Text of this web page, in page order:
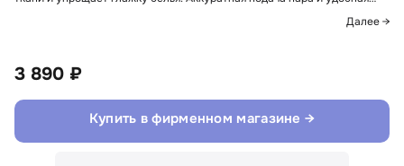
Далее →
3 890 ₽
Купить в фирменном магазине →